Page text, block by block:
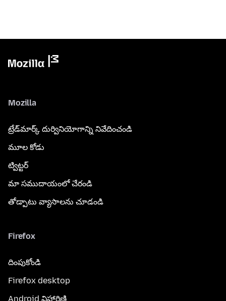
Mozilla
ట్రేడ్‌మార్క్ దుర్వినియోగాన్ని నివేదించండి
మూల కోడు
ట్విట్టర్
మా సముదాయంలో చేరండి
తోడ్పాటు వ్యాసాలను చూడండి
Firefox
దింపుకోండి
Firefox desktop
Android విహారిణి